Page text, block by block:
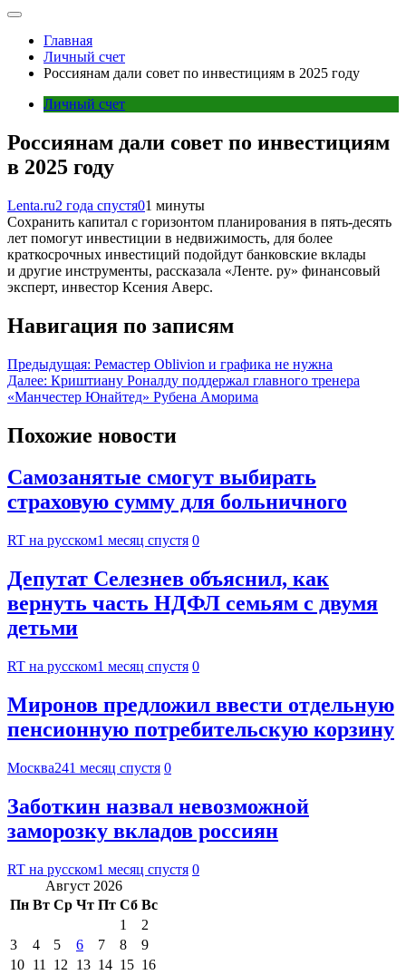
Главная
Личный счет
Россиянам дали совет по инвестициям в 2025 году
Личный счет
Россиянам дали совет по инвестициям
в 2025 году
Lenta.ru2 года спустя01 минуты
Сохранить капитал с горизонтом планирования в пять-десять
лет помогут инвестиции в недвижимость, для более
краткосрочных инвестиций подойдут банковские вклады
и другие инструменты, рассказала «Ленте. ру» финансовый
эксперт, инвестор Ксения Аверс.
Навигация по записям
Предыдущая: Ремастер Oblivion и графика не нужна
Далее: Криштиану Роналду поддержал главного тренера
«Манчестер Юнайтед» Рубена Аморима
Похожие новости
Самозанятые смогут выбирать
страховую сумму для больничного
RT на русском1 месяц спустя 0
Депутат Селезнев объяснил, как
вернуть часть НДФЛ семьям с двумя
детьми
RT на русском1 месяц спустя 0
Миронов предложил ввести отдельную
пенсионную потребительскую корзину
Москва241 месяц спустя 0
Заботкин назвал невозможной
заморозку вкладов россиян
RT на русском1 месяц спустя 0
Август 2026
Пн Вт Ср Чт Пт Сб Вс
1
2
3
4 5 6 7 8
9
10 11 12 13 14 15 16